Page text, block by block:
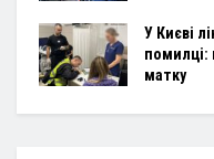
У Києві
помилці:
матку